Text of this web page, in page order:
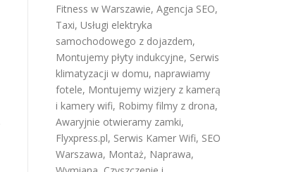
Fitness w Warszawie, Agencja SEO,
Taxi, Usługi elektryka
samochodowego z dojazdem,
Montujemy płyty indukcyjne, Serwis
klimatyzacji w domu, naprawiamy
fotele, Montujemy wizjery z kamerą
i kamery wifi, Robimy filmy z drona,
Awaryjnie otwieramy zamki,
Flyxpress.pl, Serwis Kamer Wifi, SEO
Warszawa, Montaż, Naprawa,